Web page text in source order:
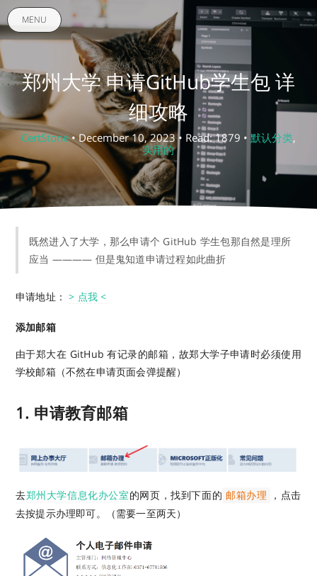
MENU
郑州大学 申请GitHub学生包 详
细攻略
CertStone• December 10, 2023 • Read: 1879 • 默认分类,
实用的
既然进入了大学，那么申请个 GitHub 学生包那自然是理所
应当 ———— 但是鬼知道申请过程如此曲折
申请地址：> 点我 <
添加邮箱
由于郑大在 GitHub 有记录的邮箱，故郑大学子申请时必须使用
学校邮箱（不然在申请页面会弹提醒）
1. 申请教育邮箱
去郑州大学信息化办公室的网页，找到下面的 邮箱办理
，点击
去按提示办理即可。（需要一至两天）